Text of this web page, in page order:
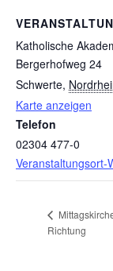
Katholische
Bergerhofweg 24
Schwerte,
Karte anzeigen
Telefon
02304 477-0
Veranstaltungsort-
Richtung